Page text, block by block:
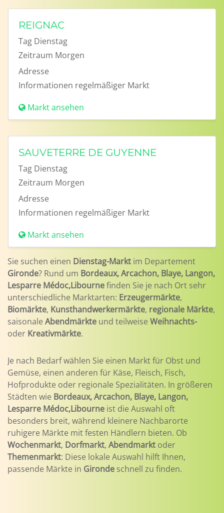
REIGNAC
Tag Dienstag
Zeitraum Morgen
Adresse
Informationen regelmäßiger Markt
Markt ansehen
SAUVETERRE DE GUYENNE
Tag Dienstag
Zeitraum Morgen
Adresse
Informationen regelmäßiger Markt
Markt ansehen
Sie suchen einen Dienstag-Markt im Departement
Gironde? Rund um Bordeaux, Arcachon, Blaye, Langon,
Lesparre Médoc,Libournefinden Sie je nach Ort sehr
unterschiedliche Marktarten: Erzeugermärkte,
Biomärkte, Kunsthandwerkermärkte, regionale Märkte,
saisonale Abendmärkte und teilweise Weihnachts-
oder Kreativmärkte.
Je nach Bedarf wählen Sie einen Markt für Obst und
Gemüse, einen anderen für Käse, Fleisch, Fisch,
Hofprodukte oder regionale Spezialitäten. In größeren
Städten wie Bordeaux, Arcachon, Blaye, Langon,
Lesparre Médoc,Libourne ist die Auswahl oft
besonders breit, während kleinere Nachbarorte
ruhigere Märkte mit festen Händlern bieten. Ob
Wochenmarkt, Dorfmarkt, Abendmarkt oder
Themenmarkt: Diese lokale Auswahl hilft Ihnen,
passende Märkte in Gironde schnell zu finden.